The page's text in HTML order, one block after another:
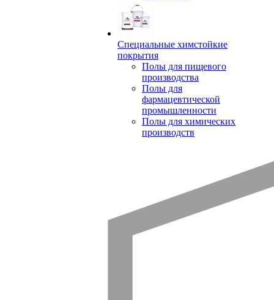
Специальные химстойкие
покрытия
Полы для пищевого
производства
Полы для
фармацевтической
промышленности
Полы для химических
производств